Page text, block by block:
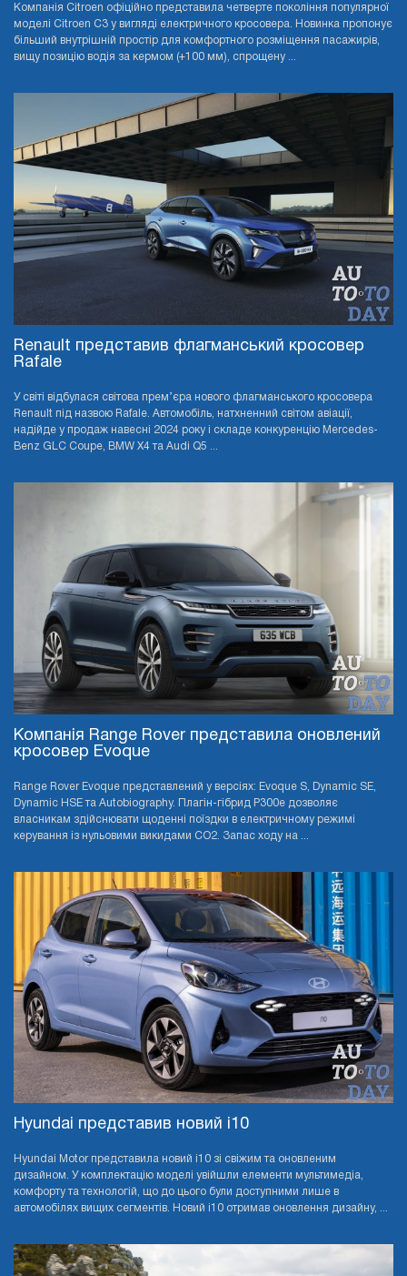
Компанія Citroen офіційно представила четверте покоління популярної
моделі Citroen C3 у вигляді електричного кросовера. Новинка пропонує
більший внутрішній простір для комфортного розміщення пасажирів,
вищу позицію водія за кермом (+100 мм), спрощену ...
Renault представив флагманський кросовер
Rafale
У світі відбулася світова прем’єра нового флагманського кросовера
Renault під назвою Rafale. Автомобіль, натхненний світом авіації,
надійде у продаж навесні 2024 року і складе конкуренцію Mercedes-
Benz GLC Coupe, BMW X4 та Audi Q5 ...
Компанія Range Rover представила оновлений
кросовер Evoque
Range Rover Evoque представлений у версіях: Evoque S, Dynamic SE,
Dynamic HSE та Autobiography. Плагін-гібрид P300e дозволяє
власникам здійснювати щоденні поїздки в електричному режимі
керування із нульовими викидами CO2. Запас ходу на ...
Hyundai представив новий i10
Hyundai Motor представила новий i10 зі свіжим та оновленим
дизайном. У комплектацію моделі увійшли елементи мультимедіа,
комфорту та технологій, що до цього були доступними лише в
автомобілях вищих сегментів. Новий i10 отримав оновлення дизайну, ...